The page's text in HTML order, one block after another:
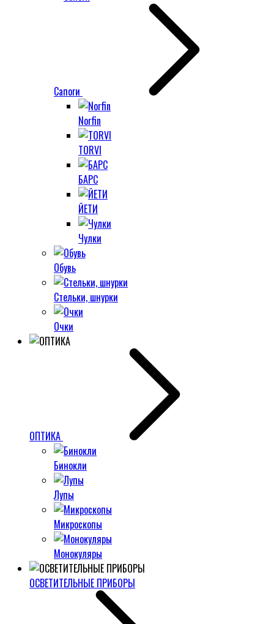
Сапоги
Norfin
TORVI
БАРС
ЙЕТИ
Чулки
Обувь
Стельки, шнурки
Очки
ОПТИКА
Бинокли
Лупы
Микроскопы
Монокуляры
ОСВЕТИТЕЛЬНЫЕ ПРИБОРЫ